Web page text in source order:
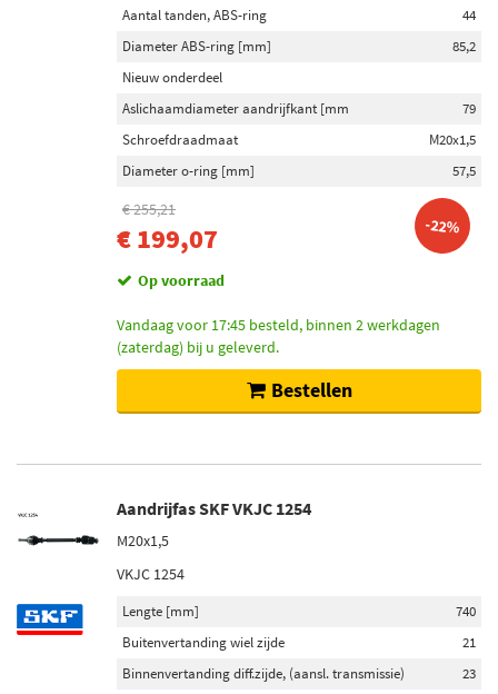
Aantal tanden, ABS-ring
44
Diameter ABS-ring [mm]
85,2
Nieuw onderdeel
Aslichaamdiameter aandrijfkant [mm
79
Schroefdraadmaat
M20x1,5
Diameter o-ring [mm]
57,5
€ 255,21
€ 199,07 -22%
Op voorraad
Vandaag voor 17:45 besteld, binnen 2 werkdagen
(zaterdag) bij u geleverd.
Bestellen
Aandrijfas SKF VKJC 1254
M20x1,5
VKJC 1254
Lengte [mm]
740
Buitenvertanding wiel zijde
21
Binnenvertanding diff.zijde, (aansl. transmissie)
23